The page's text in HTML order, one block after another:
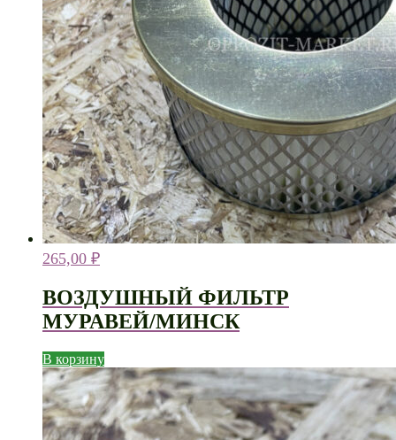
265,00 ₽
ВОЗДУШНЫЙ ФИЛЬТР
МУРАВЕЙ/МИНСК
В корзину